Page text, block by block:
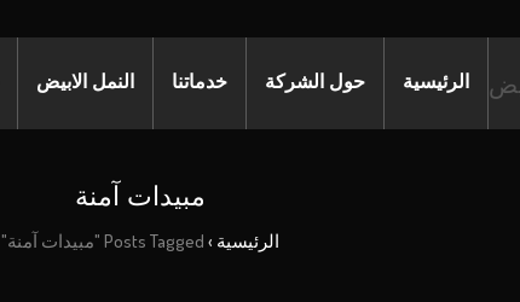
الرئيسية حول الشركة خدماتنا النمل الابيض
مبيدات آمنة
الرئيسية › Posts Tagged "مبيدات آمنة"